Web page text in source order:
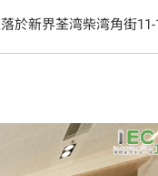
於新界荃湾柴湾角街
单位更设私家楼梯直
特色墙纸，彰显精致